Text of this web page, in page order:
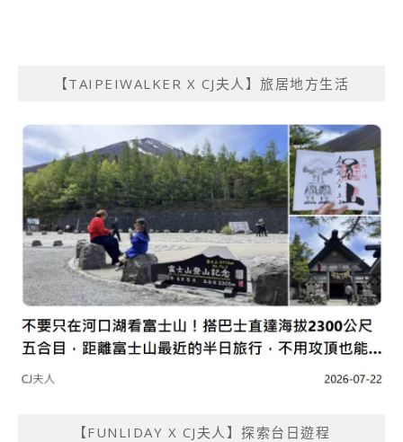
【TAIPEIWALKER X CJ夫人】旅居地方生活
【FUNLIDAY X CJ夫人】探索台日遊程